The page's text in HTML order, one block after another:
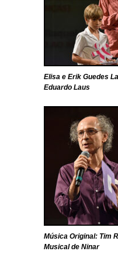
Elisa e Erik Guedes
Eduardo Laus
Música Original: Tim
Musical de Ninar